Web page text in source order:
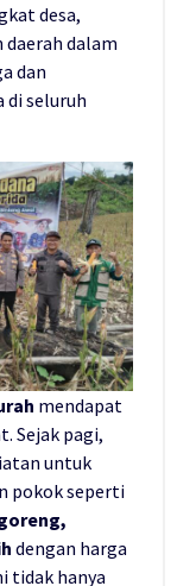
desa,
dalam
dan
di seluruh
mendapat
Sejak pagi,
untuk
pokok seperti
dengan harga
tidak hanya